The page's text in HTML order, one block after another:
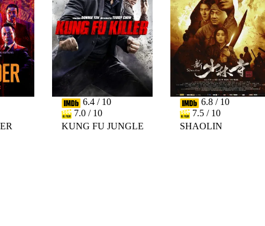
6.4 / 10
7.0 / 10
KUNG FU JUNGLE
6.8 / 10
7.5 / 10
SHAOLIN